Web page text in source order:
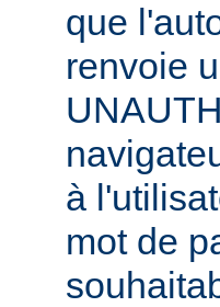
que
renvoie
à
mot de